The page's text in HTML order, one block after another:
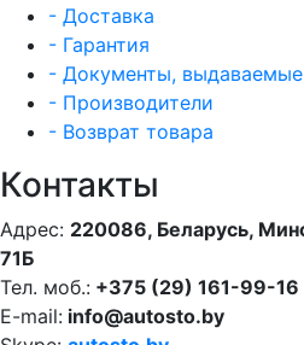
- Доставка
- Гарантия
- Документы,
- Производители
- Возврат товара
Контакты
Адрес: 220086, Беларусь,
71Б
Тел. моб.: +375 (29) 161-99-16
E-mail: info@autosto.by